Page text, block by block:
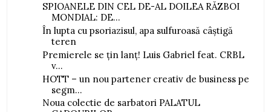
SPIOANELE DIN CEL DE-AL DOILEA RĂZBOI
MONDIAL: DE...
În lupta cu psoriazisul, apa sulfuroasă câștigă
teren
Premierele se țin lanț! Luis Gabriel feat. CRBL
v...
HOTT – un nou partener creativ de business pe
segm...
Noua colectie de sarbatori PALATUL